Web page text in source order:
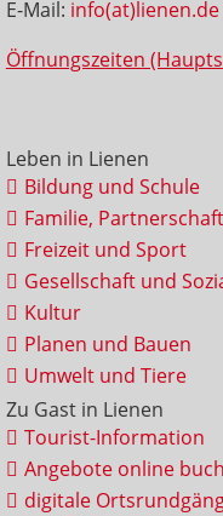
E-Mail: info(at)lienen.de
Öffnungszeiten
Leben in Lienen
Bildung und Schule
Familie,
Freizeit und Sport
Gesellschaft und
Kultur
Planen und Bauen
Umwelt und Tiere
Zu Gast in Lienen
Tourist-Information
Angebote online
digitale